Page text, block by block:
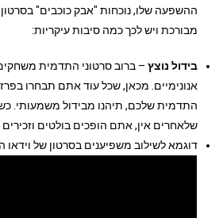
ההשפעה שלו, נוכחות "אבק כוכבים"
מבורכת ויש לכך כמה סיבות עיקריות:
בידול נוצץ – ברוב סרטוני התדמית
אנונימיים. מכאן, שכל עוד אתם תבחרו
התדמית שלכם, תיהנו מבידול משמעותי.
שלאחרים אין, אתם הופכים בולטים וזכירים
דוגמא לשילוב משפיענים בסרטון של וידאו